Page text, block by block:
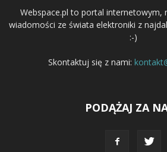
Webspace.pl to portal internetowym,
wiadomości ze świata elektroniki z
:-)
Skontaktuj się z nami:
PODĄŻAJ ZA